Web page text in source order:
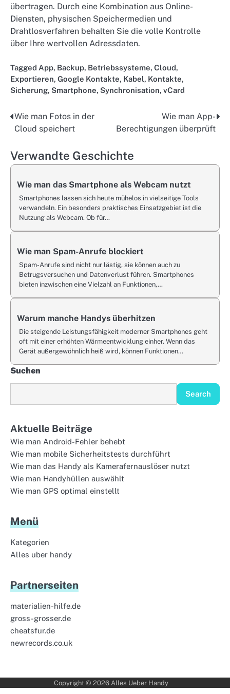
übertragen. Durch eine Kombination aus Online-
Diensten, physischen Speichermedien und
Drahtlosverfahren behalten Sie die volle Kontrolle
über Ihre wertvollen Adressdaten.
Tagged App, Backup, Betriebssysteme, Cloud,
Exportieren, Google Kontakte, Kabel, Kontakte,
Sicherung, Smartphone, Synchronisation, vCard
Post
navigation
Wie man Fotos in der
Cloud speichert
Wie man App-
Berechtigungen überprüft
Verwandte Geschichte
Wie man das Smartphone als Webcam nutzt
Smartphones lassen sich heute mühelos in vielseitige Tools
verwandeln. Ein besonders praktisches Einsatzgebiet ist die
Nutzung als Webcam. Ob für…
Wie man Spam-Anrufe blockiert
Spam-Anrufe sind nicht nur lästig, sie können auch zu
Betrugsversuchen und Datenverlust führen. Smartphones
bieten inzwischen eine Vielzahl an Funktionen,…
Warum manche Handys überhitzen
Die steigende Leistungsfähigkeit moderner Smartphones geht
oft mit einer erhöhten Wärmeentwicklung einher. Wenn das
Gerät außergewöhnlich heiß wird, können Funktionen…
Suchen
Search
Aktuelle Beiträge
Wie man Android-Fehler behebt
Wie man mobile Sicherheitstests durchführt
Wie man das Handy als Kamerafernauslöser nutzt
Wie man Handyhüllen auswählt
Wie man GPS optimal einstellt
Menü
Kategorien
Alles uber handy
Partnerseiten
materialien-hilfe.de
gross-grosser.de
cheatsfur.de
newrecords.co.uk
Copyright © 2026 Alles Ueber Handy